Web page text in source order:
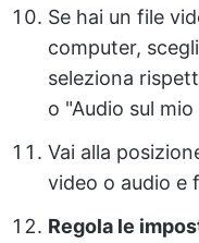
Se hai un file
computer,
seleziona
o "Audio sul mio
Vai alla
video o audio e
Regola le